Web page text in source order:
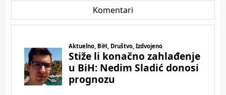
Komentari